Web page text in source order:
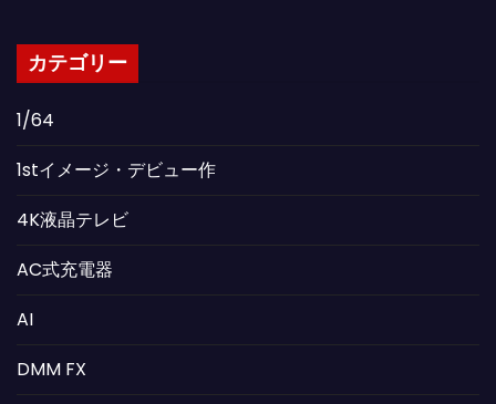
カテゴリー
1/64
1stイメージ・デビュー作
4K液晶テレビ
AC式充電器
AI
DMM FX